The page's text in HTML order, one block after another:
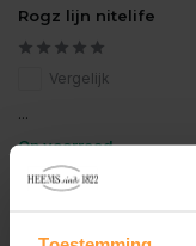
Rogz lijn nitelife
Vergelijk
...
Op voorraad
€12,49
Incl. btw